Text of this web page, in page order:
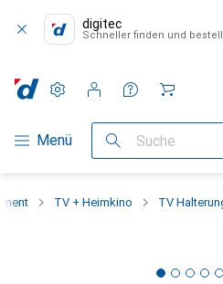
digitec
Schneller finden und
Navigation nach Kategorien
Menü Suche
Einstellungen
Kundenkonto
Vergleichslisten
Merklisten
Warenkorb
TV + Heimkino TV